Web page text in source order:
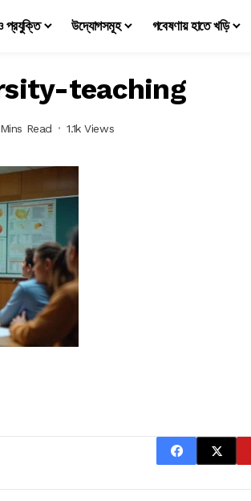
প্রযুক্তি উদ্যোগসমূহ গবেষণায় হাতে খড়ি
teaching
Read 1.1k Views